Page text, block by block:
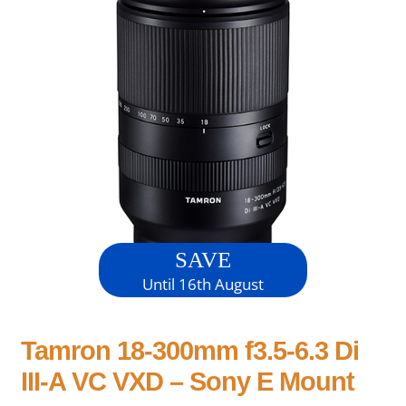
SAVE
Until 16th August
Tamron 18-300mm f3.5-6.3 Di
III-A VC VXD – Sony E Mount